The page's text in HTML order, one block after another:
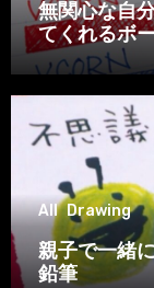
無関心な自
てくれるボ
All Drawing
親子で一緒
鉛筆